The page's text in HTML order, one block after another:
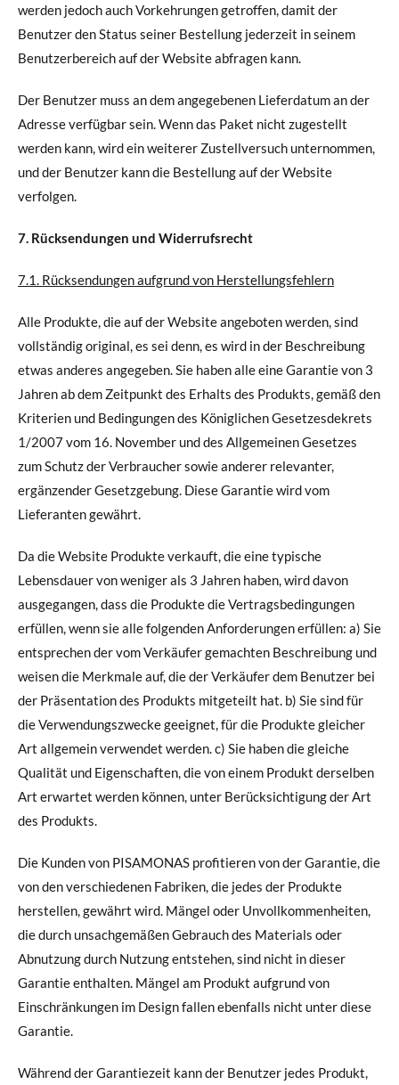
werden jedoch auch Vorkehrungen getroffen, damit der
Benutzer den Status seiner Bestellung jederzeit in seinem
Benutzerbereich auf der Website abfragen kann.
Der Benutzer muss an dem angegebenen Lieferdatum an der
Adresse verfügbar sein. Wenn das Paket nicht zugestellt
werden kann, wird ein weiterer Zustellversuch unternommen,
und der Benutzer kann die Bestellung auf der Website
verfolgen.
7. Rücksendungen und Widerrufsrecht
7.1. Rücksendungen aufgrund von Herstellungsfehlern
Alle Produkte, die auf der Website angeboten werden, sind
vollständig original, es sei denn, es wird in der Beschreibung
etwas anderes angegeben. Sie haben alle eine Garantie von 3
Jahren ab dem Zeitpunkt des Erhalts des Produkts, gemäß den
Kriterien und Bedingungen des Königlichen Gesetzesdekrets
1/2007 vom 16. November und des Allgemeinen Gesetzes
zum Schutz der Verbraucher sowie anderer relevanter,
ergänzender Gesetzgebung. Diese Garantie wird vom
Lieferanten gewährt.
Da die Website Produkte verkauft, die eine typische
Lebensdauer von weniger als 3 Jahren haben, wird davon
ausgegangen, dass die Produkte die Vertragsbedingungen
erfüllen, wenn sie alle folgenden Anforderungen erfüllen: a) Sie
entsprechen der vom Verkäufer gemachten Beschreibung und
weisen die Merkmale auf, die der Verkäufer dem Benutzer bei
der Präsentation des Produkts mitgeteilt hat. b) Sie sind für
die Verwendungszwecke geeignet, für die Produkte gleicher
Art allgemein verwendet werden. c) Sie haben die gleiche
Qualität und Eigenschaften, die von einem Produkt derselben
Art erwartet werden können, unter Berücksichtigung der Art
des Produkts.
Die Kunden von PISAMONAS profitieren von der Garantie, die
von den verschiedenen Fabriken, die jedes der Produkte
herstellen, gewährt wird. Mängel oder Unvollkommenheiten,
die durch unsachgemäßen Gebrauch des Materials oder
Abnutzung durch Nutzung entstehen, sind nicht in dieser
Garantie enthalten. Mängel am Produkt aufgrund von
Einschränkungen im Design fallen ebenfalls nicht unter diese
Garantie.
Während der Garantiezeit kann der Benutzer jedes Produkt,